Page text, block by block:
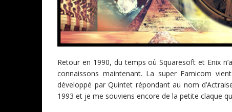
Retour en 1990, du temps où Squaresoft et Enix
connaissons maintenant. La super Famicom
développé par Quintet répondant au nom
1993 et je me souviens encore de la petite claque